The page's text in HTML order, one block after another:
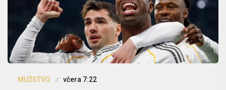
MUŽSTVO včera 7:22